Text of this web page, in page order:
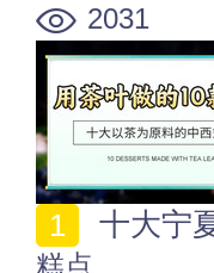
2031
十大宁
糕点